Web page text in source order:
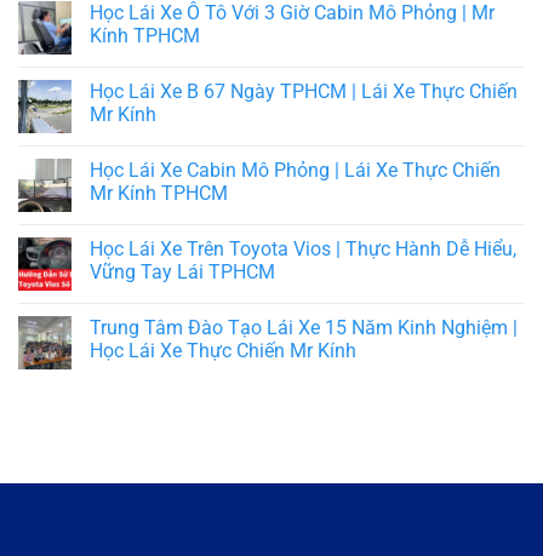
Học Lái Xe Ô Tô Với 3 Giờ Cabin Mô Phỏng | Mr
Kính TPHCM
Học Lái Xe B 67 Ngày TPHCM | Lái Xe Thực Chiến
Mr Kính
Học Lái Xe Cabin Mô Phỏng | Lái Xe Thực Chiến
Mr Kính TPHCM
Học Lái Xe Trên Toyota Vios | Thực Hành Dễ Hiểu,
Vững Tay Lái TPHCM
Trung Tâm Đào Tạo Lái Xe 15 Năm Kinh Nghiệm |
Học Lái Xe Thực Chiến Mr Kính